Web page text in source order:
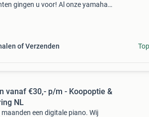
gingen u voor! Al onze yamaha
of Verzenden
vanaf €30,- p/m - Koopoptie &
NL
een digitale piano. Wij